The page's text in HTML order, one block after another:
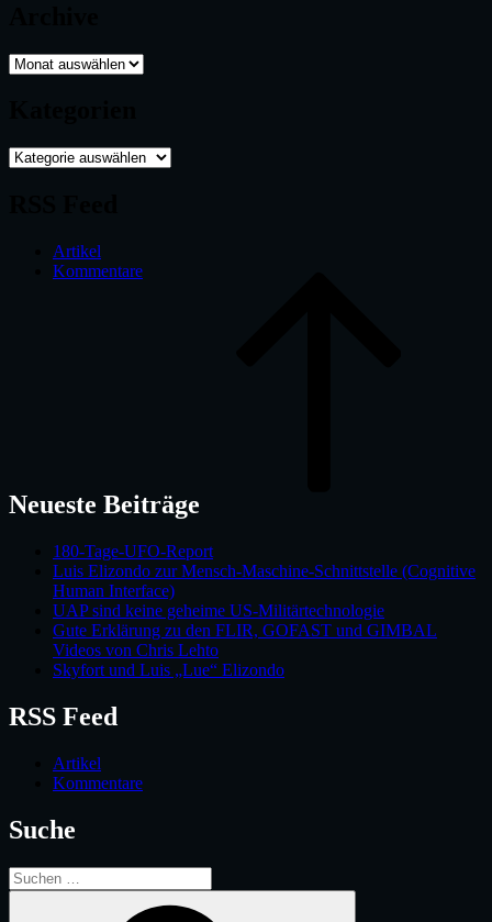
Archive
Kategorien
Artikel
Kommentare
Neueste Beiträge
180-Tage-UFO-Report
Luis Elizondo zur Mensch-Maschine-Schnittstelle (Cognitive
Human Interface)
UAP sind keine geheime US-Militärtechnologie
Gute Erklärung zu den FLIR, GOFAST und GIMBAL
Videos von Chris Lehto
Skyfort und Luis „Lue“ Elizondo
RSS Feed
Artikel
Kommentare
Suche
Suche
nach: